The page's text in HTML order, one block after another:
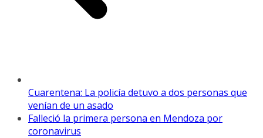
Cuarentena: La policía detuvo a dos personas que
venían de un asado
Falleció la primera persona en Mendoza por
coronavirus